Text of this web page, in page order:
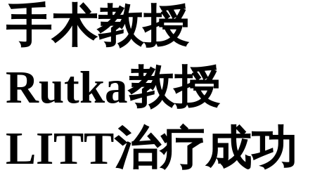
手术教授
Rutka教授
LITT治疗成功